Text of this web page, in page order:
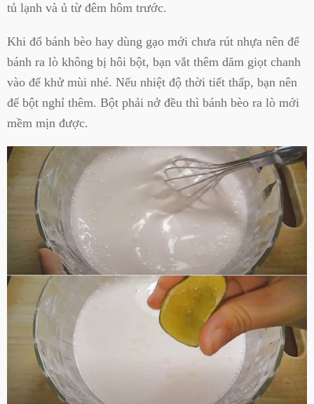
tủ lạnh và ủ từ đêm hôm trước.
Khi đổ bánh bèo hay dùng gạo mới chưa rút nhựa nên để
bánh ra lò không bị hôi bột, bạn vắt thêm dăm giọt chanh
vào để khử mùi nhé. Nếu nhiệt độ thời tiết thấp, bạn nên
để bột nghỉ thêm. Bột phải nở đều thì bánh bèo ra lò mới
mềm mịn được.